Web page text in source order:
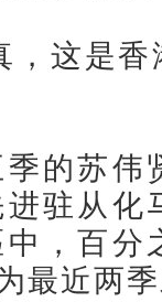
，这是
的苏伟
驻从化
，百分
最近两